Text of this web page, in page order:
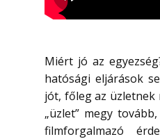
Miért jó az
hatósági eljárások
jót, főleg az üzletnek
„üzlet” megy
filmforgalmazó